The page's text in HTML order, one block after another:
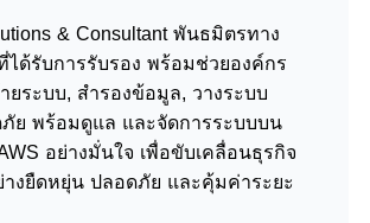
& Consultant พันธมิตรทาง
ได้รับการรับรอง พร้อมช่วยองค์กร
ยระบบ, สำรองข้อมูล, วางระบบ
ย พร้อมดูแล และจัดการระบบบน
อย่างมั่นใจ เพื่อขับเคลื่อนธุรกิจ
างยืดหยุ่น ปลอดภัย และคุ้มค่าระยะ